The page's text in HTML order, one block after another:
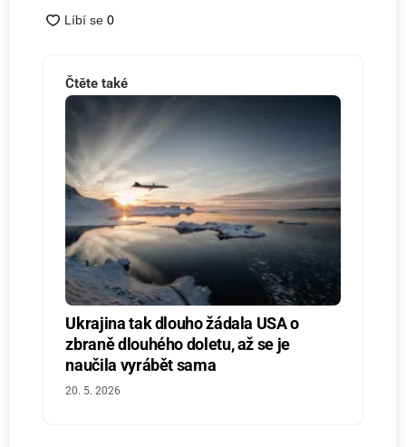
Čtěte také
Ukrajina tak dlouho žádala USA o
zbraně dlouhého doletu, až se je
naučila vyrábět sama
20. 5. 2026